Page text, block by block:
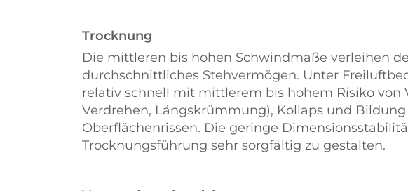
Trocknung
Die mittleren bis hohen Schwindmaße verleihen
durchschnittliches Stehvermögen. Unter
relativ schnell mit mittlerem bis hohem Risiko von
Verdrehen, Längskrümmung), Kollaps und
Oberflächenrissen. Die geringe
Trocknungsführung sehr sorgfältig zu gestalten.